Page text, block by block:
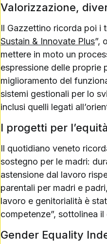
Valorizzazione,
Il Gazzettino ricorda poi i
Sustain & Innovate Plus”,
mettere in moto un
espressione delle proprie
miglioramento del
sistemi gestionali per lo
inclusi quelli legati
I progetti per
Il quotidiano veneto
sostegno per le madri:
astensione dal lavoro
parentali per madri e
lavoro e genitorialità è
competenze”, sottolinea il
Gender Equality